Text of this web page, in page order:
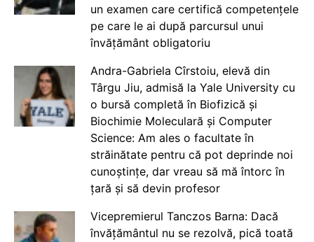
un examen care certifică competențele
pe care le ai după parcursul unui
învățământ obligatoriu
Andra-Gabriela Cîrstoiu, elevă din
Târgu Jiu, admisă la Yale University cu
o bursă completă în Biofizică și
Biochimie Moleculară și Computer
Science: Am ales o facultate în
străinătate pentru că pot deprinde noi
cunoștințe, dar vreau să mă întorc în
țară și să devin profesor
Vicepremierul Tanczos Barna: Dacă
învățământul nu se rezolvă, pică toată